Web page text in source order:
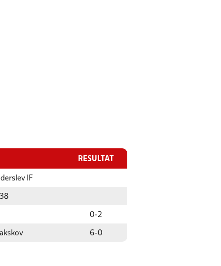
RESULTAT
IF
0-2
6-0